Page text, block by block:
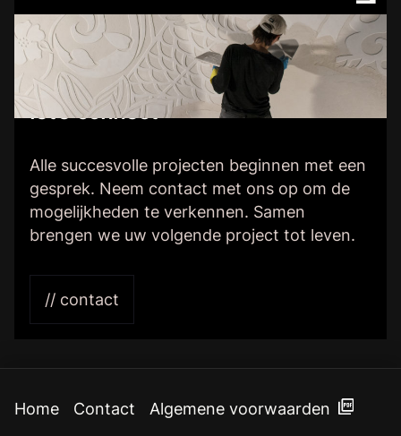
let’s connect
Alle succesvolle projecten beginnen met een
gesprek. Neem contact met ons op om de
mogelijkheden te verkennen. Samen
brengen we uw volgende project tot leven.
// contact
Home Contact Algemene voorwaarden